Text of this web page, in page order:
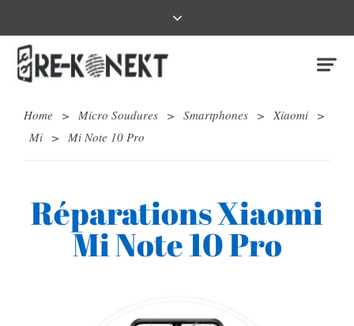
Home > Micro Soudures > Smartphones > Xiaomi >
Mi > Mi Note 10 Pro
Réparations Xiaomi
Mi Note 10 Pro